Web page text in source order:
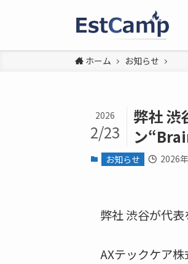
ホーム お知らせ
弊社 渋
ン
2026
2/23
お知らせ 2026
弊社 渋谷が代
AXテックケア